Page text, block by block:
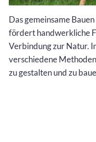
Das gemeinsame
fördert handwerkliche
Verbindung zur Natur.
verschiedene
zu gestalten und zu